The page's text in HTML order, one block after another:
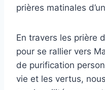
prières matinales
En travers les prière
pour se rallier vers
de purification
vie et les vertus,